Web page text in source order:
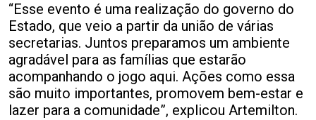
“Esse evento é uma realização do governo do
Estado, que veio a partir da união de várias
secretarias. Juntos preparamos um ambiente
agradável para as famílias que estarão
acompanhando o jogo aqui. Ações como essa
são muito importantes, promovem bem-estar e
lazer para a comunidade”, explicou Artemilton.